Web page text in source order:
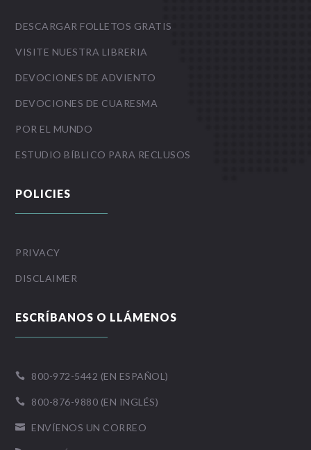
DESCARGAR FOLLETOS GRATIS
VISITE NUESTRA LIBRERIA
DEVOCIONES DE ADVIENTO
DEVOCIONES DE CUARESMA
POR EL MUNDO
ESTUDIO BÍBLICO PARA RECLUSOS
POLICIES
PRIVACY
DISCLAIMER
ESCRÍBANOS O LLÁMENOS
 800-972-5442 (EN ESPAÑOL)
 800-876-9880 (EN INGLÉS)
 ENVÍENOS UN CORREO